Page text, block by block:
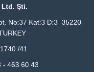
Ltd. Şti.
No:37 Kat:3 D:3 35220
/41
- 463 60 43